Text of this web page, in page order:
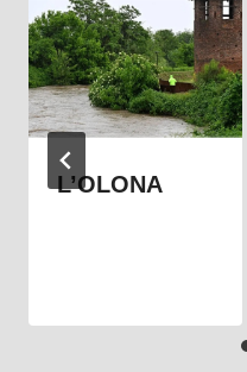
L’OLONA